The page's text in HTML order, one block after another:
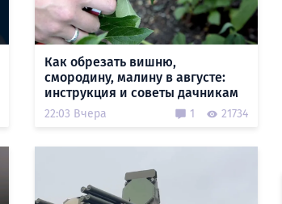
Как обрезать вишню,
смородину, малину в августе:
инструкция и советы дачникам
22:03 Вчера 1 21734